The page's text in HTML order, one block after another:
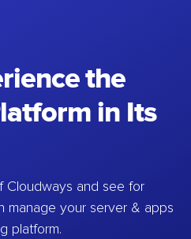
the
in Its
Cloudways and see for
manage your server & apps
platform.